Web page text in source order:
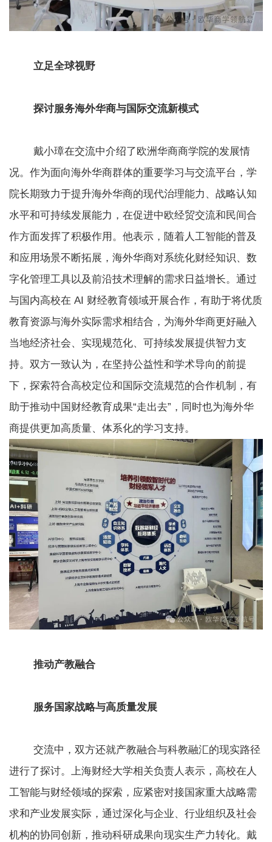
立足全球视野
探讨服务海外华商与国际交流新模式
戴小璋在交流中介绍了欧洲华商商学院的发展情
况。作为面向海外华商群体的重要学习与交流平台，学
院长期致力于提升海外华商的现代治理能力、战略认知
水平和可持续发展能力，在促进中欧经贸交流和民间合
作方面发挥了积极作用。他表示，随着人工智能的普及
和应用场景不断拓展，海外华商对系统化财经知识、数
字化管理工具以及前沿技术理解的需求日益增长。通过
与国内高校在 AI 财经教育领域开展合作，有助于将优质
教育资源与海外实际需求相结合，为海外华商更好融入
当地经济社会、实现规范化、可持续发展提供智力支
持。双方一致认为，在坚持公益性和学术导向的前提
下，探索符合高校定位和国际交流规范的合作机制，有
助于推动中国财经教育成果“走出去”，同时也为海外华
商提供更加高质量、体系化的学习支持。
推动产教融合
服务国家战略与高质量发展
交流中，双方还就产教融合与科教融汇的现实路径
进行了探讨。上海财经大学相关负责人表示，高校在人
工智能与财经领域的探索，应紧密对接国家重大战略需
求和产业发展实际，通过深化与企业、行业组织及社会
机构的协同创新，推动科研成果向现实生产力转化。戴